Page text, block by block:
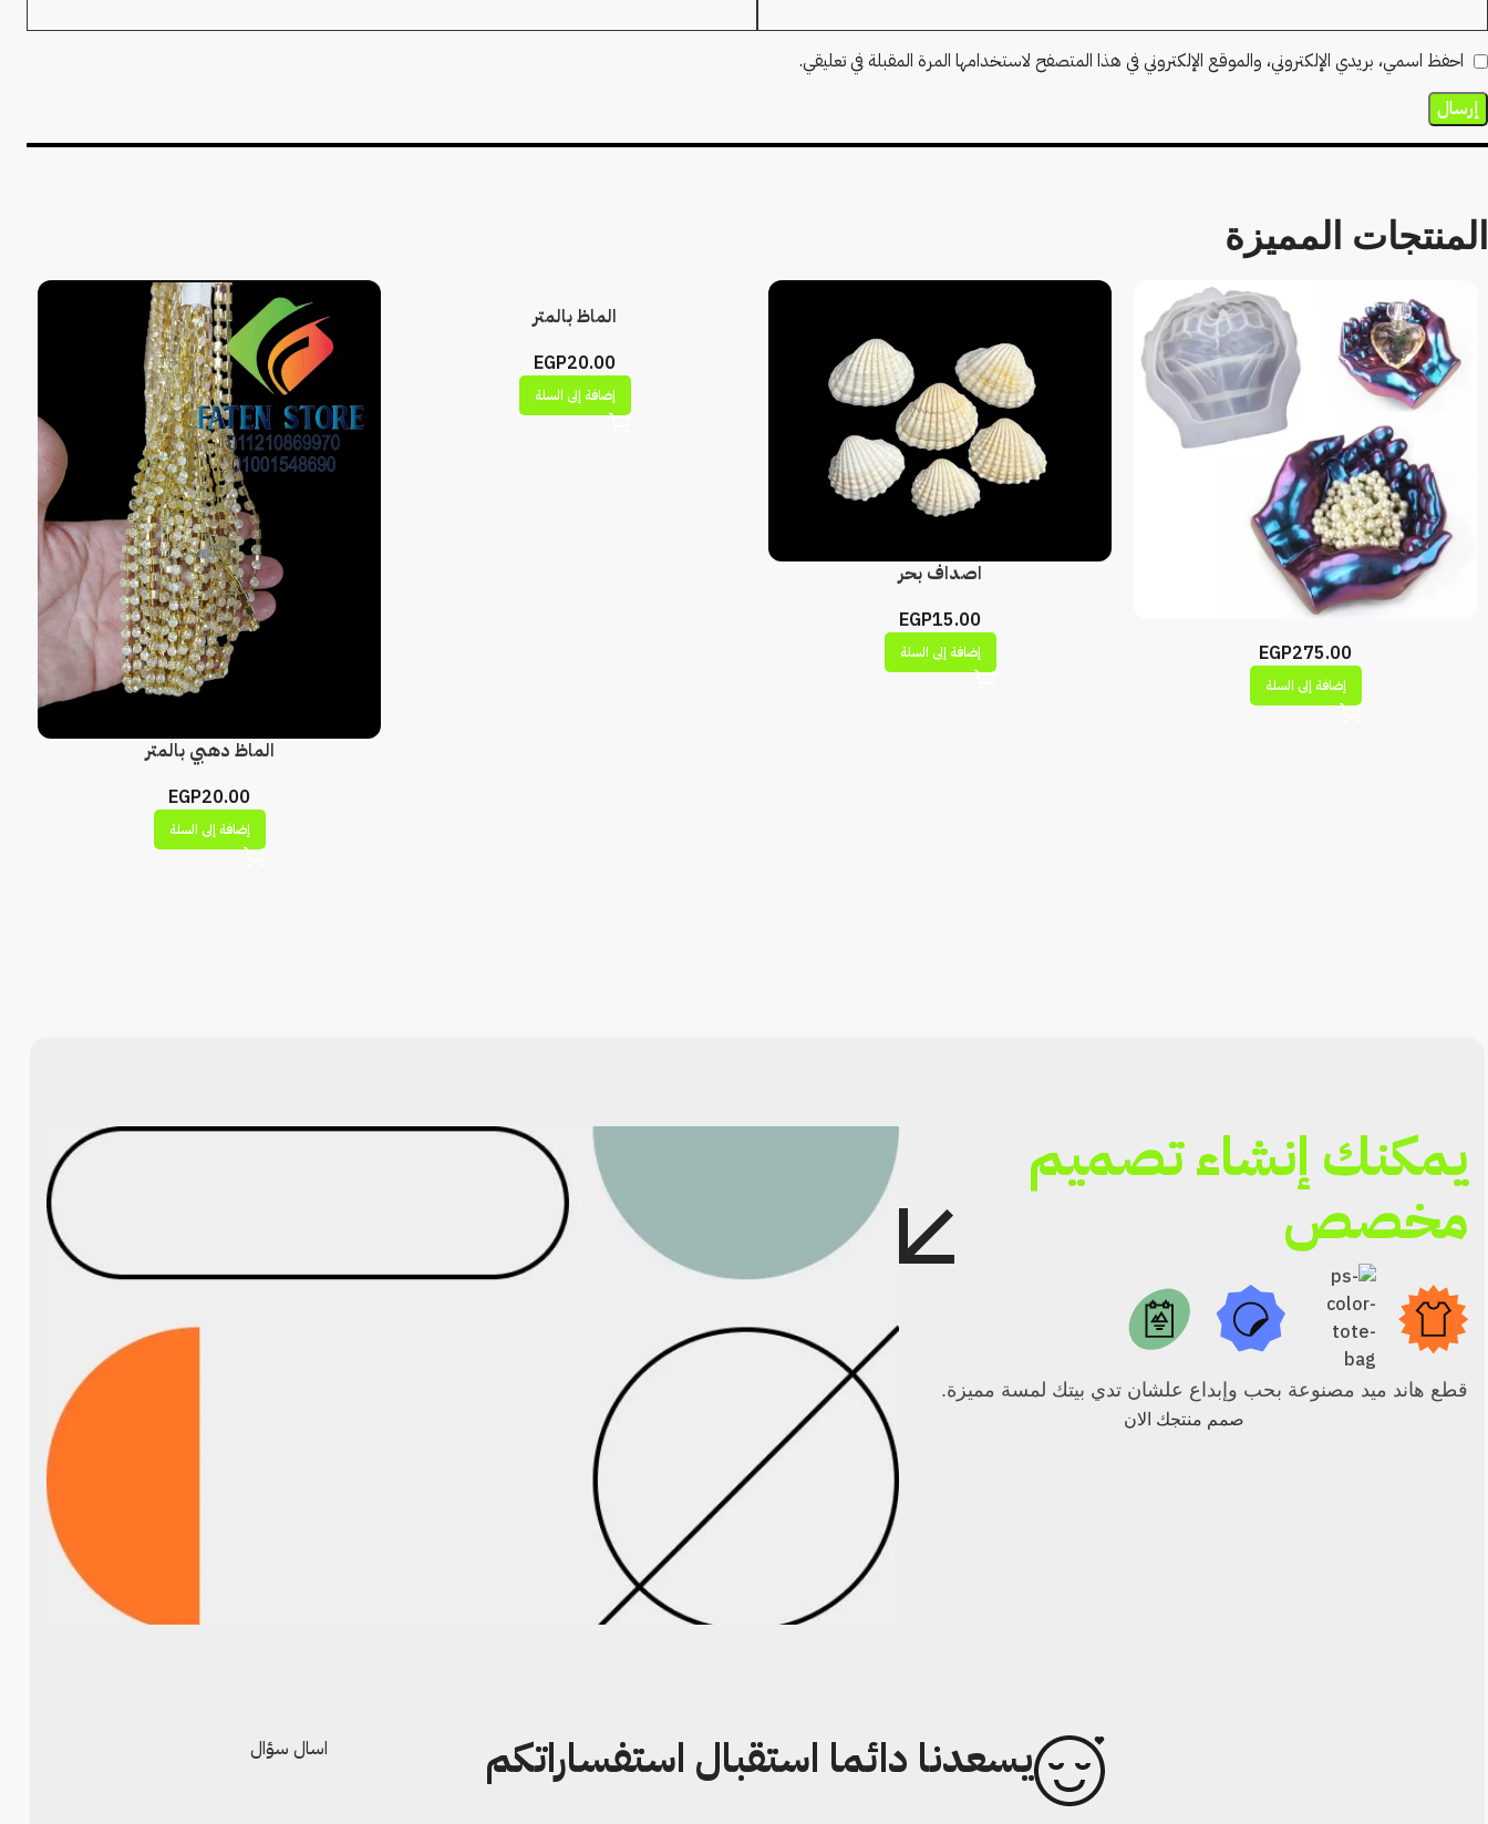
احفظ اسمي، بريدي الإلكتروني، والموقع الإلكتروني في هذا المتصفح لاستخدامها المرة المقبلة في تعليقي.
المنتجات المميزة
EGP275.00
إضافة إلى السلة
اصداف بحر
EGP15.00
إضافة إلى السلة
الماظ بالمتر
EGP20.00
إضافة إلى السلة
الماظ دهبي بالمتر
EGP20.00
إضافة إلى السلة
يمكنك إنشاء تصميم
مخصص
قطع هاند ميد مصنوعة بحب وإبداع علشان تدي بيتك لمسة مميزة.
صمم منتجك الان
يسعدنا دائما استقبال استفساراتكم اسال سؤال